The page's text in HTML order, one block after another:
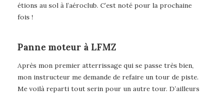
étions au sol à l’aéroclub. C’est noté pour la prochaine
fois !
Panne moteur à LFMZ
Après mon premier atterrissage qui se passe très bien,
mon instructeur me demande de refaire un tour de piste.
Me voilà reparti tout serin pour un autre tour. D’ailleurs